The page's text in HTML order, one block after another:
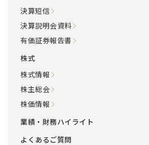
決算短信
決算説明会資料
有価証券報告書
株式
株式情報
株主総会
株価情報
業績・財務ハイライト
よくあるご質問